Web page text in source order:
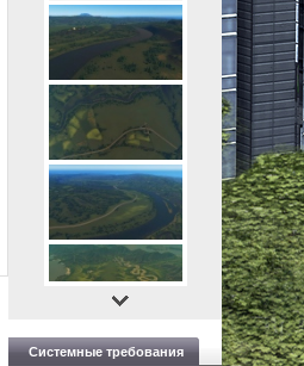
Системные требования